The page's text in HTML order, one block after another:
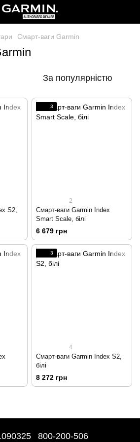
Смарт-ваги Garmin
За популярністю
S2,
3
2
Смарт-ваги Garmin Index
Smart Scale, білі
6 679 грн
3
4
Смарт-ваги Garmin Index S2,
білі
8 272 грн
800-200-506